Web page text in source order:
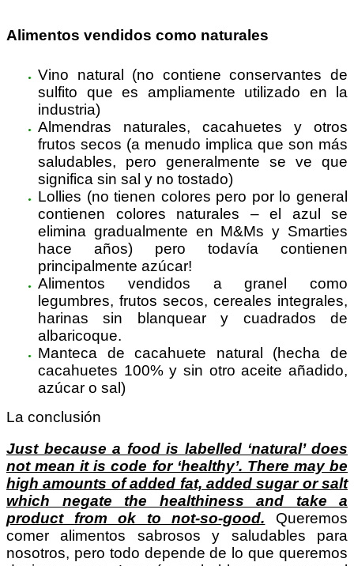
Alimentos vendidos como naturales
Vino natural (no contiene conservantes de
sulfito que es ampliamente utilizado en la
industria)
Almendras naturales, cacahuetes y otros
frutos secos (a menudo implica que son más
saludables, pero generalmente se ve que
significa sin sal y no tostado)
Lollies (no tienen colores pero por lo general
contienen colores naturales – el azul se
elimina gradualmente en M&Ms y Smarties
hace años) pero todavía contienen
principalmente azúcar!
Alimentos vendidos a granel como
legumbres, frutos secos, cereales integrales,
harinas sin blanquear y cuadrados de
albaricoque.
Manteca de cacahuete natural (hecha de
cacahuetes 100% y sin otro aceite añadido,
azúcar o sal)
La conclusión
Just because a food is labelled ‘natural’ does
not mean it is code for ‘healthy’. There may be
high amounts of added fat, added sugar or salt
which negate the healthiness and take a
product from ok to not-so-good. Queremos
comer alimentos sabrosos y saludables para
nosotros, pero todo depende de lo que queremos